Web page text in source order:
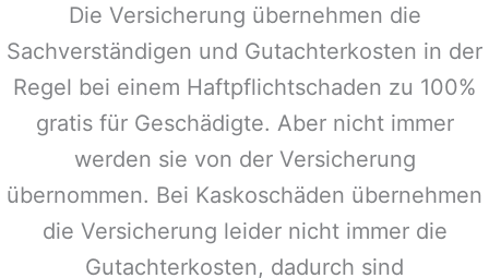
Die Versicherung übernehmen die
Sachverständigen und Gutachterkosten in der
Regel bei einem Haftpflichtschaden zu 100%
gratis für Geschädigte. Aber nicht immer
werden sie von der Versicherung
übernommen. Bei Kaskoschäden übernehmen
die Versicherung leider nicht immer die
Gutachterkosten, dadurch sind